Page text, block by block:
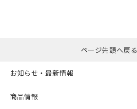
ページ先頭へ戻る
お知らせ・最新情報
商品情報